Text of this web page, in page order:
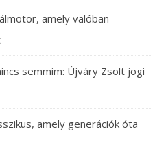
amely valóban
semmim: Újváry Zsolt jogi
amely generációk óta